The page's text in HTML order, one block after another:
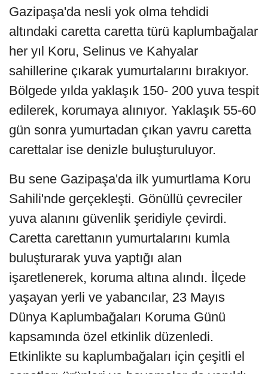
Gazipaşa'da nesli yok olma tehdidi
altındaki caretta caretta türü kaplumbağalar
her yıl Koru, Selinus ve Kahyalar
sahillerine çıkarak yumurtalarını bırakıyor.
Bölgede yılda yaklaşık 150- 200 yuva tespit
edilerek, korumaya alınıyor. Yaklaşık 55-60
gün sonra yumurtadan çıkan yavru caretta
carettalar ise denizle buluşturuluyor.
Bu sene Gazipaşa'da ilk yumurtlama Koru
Sahili'nde gerçekleşti. Gönüllü çevreciler
yuva alanını güvenlik şeridiyle çevirdi.
Caretta carettanın yumurtalarını kumla
buluşturarak yuva yaptığı alan
işaretlenerek, koruma altına alındı. İlçede
yaşayan yerli ve yabancılar, 23 Mayıs
Dünya Kaplumbağaları Koruma Günü
kapsamında özel etkinlik düzenledi.
Etkinlikte su kaplumbağaları için çeşitli el